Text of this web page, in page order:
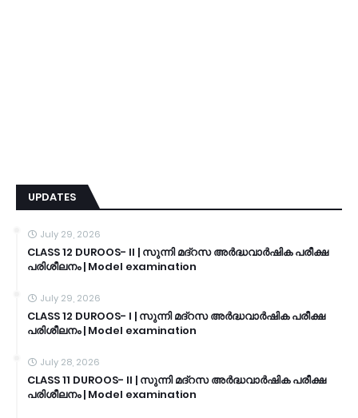
UPDATES
July 29, 2026
CLASS 12 DUROOS- II | സുന്നി മദ്റസ അർദ്ധവാർഷിക പരീക്ഷ
പരിശീലനം | Model examination
July 29, 2026
CLASS 12 DUROOS- I | സുന്നി മദ്റസ അർദ്ധവാർഷിക പരീക്ഷ
പരിശീലനം | Model examination
July 28, 2026
CLASS 11 DUROOS- II | സുന്നി മദ്റസ അർദ്ധവാർഷിക പരീക്ഷ
പരിശീലനം | Model examination